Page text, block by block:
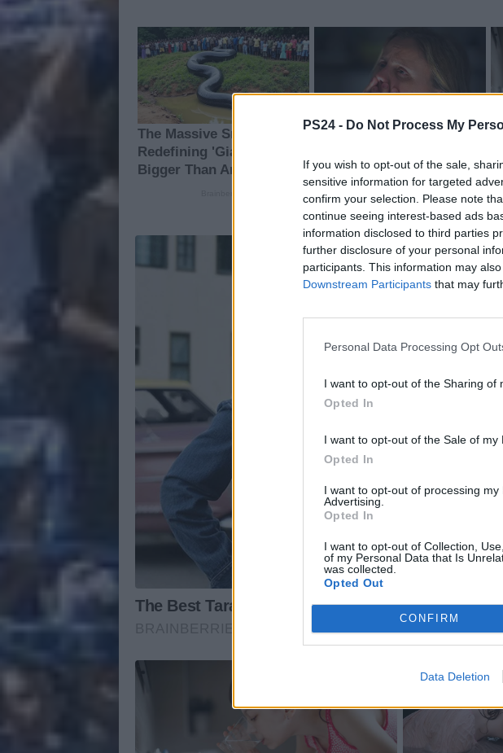
PS24 - Do Not Process My
If you wish to opt-out of the sale,
sensitive information for targeted
confirm your selection. Please note
continue seeing interest-based ads
information disclosed to third parties
further disclosure of your personal
participants. This information may
Downstream Participants that may
Personal Data Processing Opt
I want to opt-out of the Sharing of
Opted In
I want to opt-out of the Sale of my
Opted In
I want to opt-out of processing
Advertising.
Opted In
I want to opt-out of Collection,
of my Personal Data that Is
was collected.
Opted Out
CONFIRM
Data Deletion